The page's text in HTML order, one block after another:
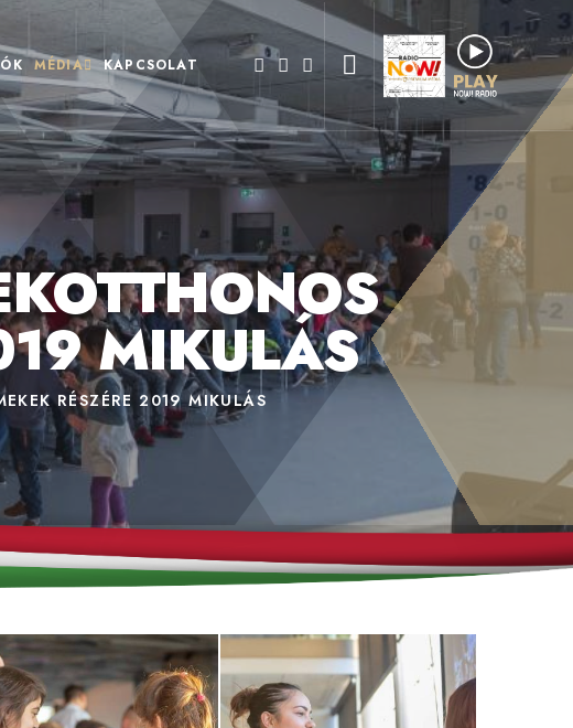
MÉDIA KAPCSOLAT
MIKULÁS
RÉSZÉRE 2019 MIKULÁS